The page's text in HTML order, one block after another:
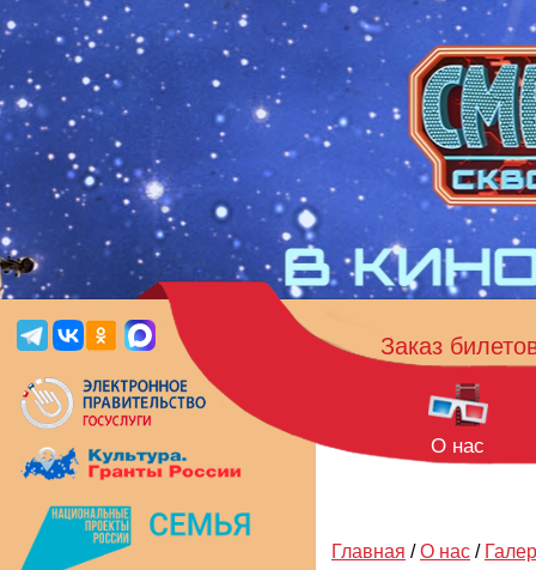
Заказ
О нас
Главная / О нас /